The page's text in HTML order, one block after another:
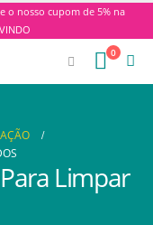
o nosso cupom de 5% na
0
Limpar